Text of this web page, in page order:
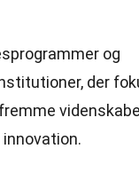
og
der